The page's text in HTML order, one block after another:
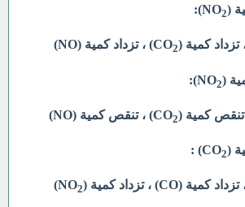
2
):
2 ) ، تزداد كمية (NO)
2
):
2 ) ، تنقص كمية (NO)
2
) :
2
)